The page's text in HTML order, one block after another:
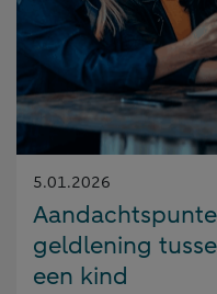
Gepubliceerd
op:
5.01.2026
geldlening
een kind